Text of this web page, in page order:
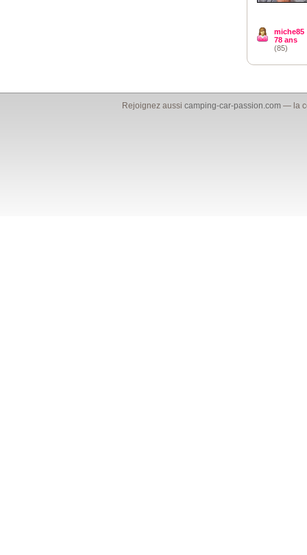
miche85
78 ans
(85)
Rejoignez aussicamping-car-passion.com — la